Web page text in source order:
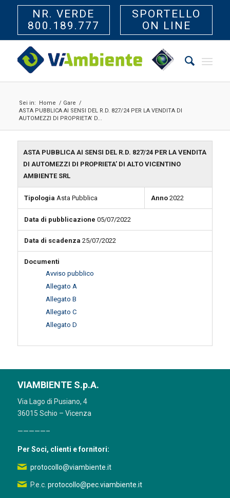
NR. VERDE
800.189.777
SPORTELLO
ON LINE
Sei in: Home / Gare /
ASTA PUBBLICA AI SENSI DEL R.D. 827/24 PER LA VENDITA DI
AUTOMEZZI DI PROPRIETA’ D...
ASTA PUBBLICA AI SENSI DEL R.D. 827/24 PER LA VENDITA
DI AUTOMEZZI DI PROPRIETA’ DI ALTO VICENTINO
AMBIENTE SRL
Tipologia Asta Pubblica Anno2022
Data di pubblicazione 05/07/2022
Data di scadenza 25/07/2022
Documenti
Avviso pubblico
Allegato A
Allegato B
Allegato C
Allegato D
VIAMBIENTE S.p.A.
Via Lago di Pusiano, 4
36015 Schio – Vicenza
—————–
Per Soci, clienti e fornitori:
protocollo@viambiente.it
P.e.c. protocollo@pec.viambiente.it